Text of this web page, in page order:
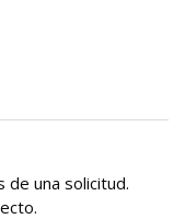
una solicitud.